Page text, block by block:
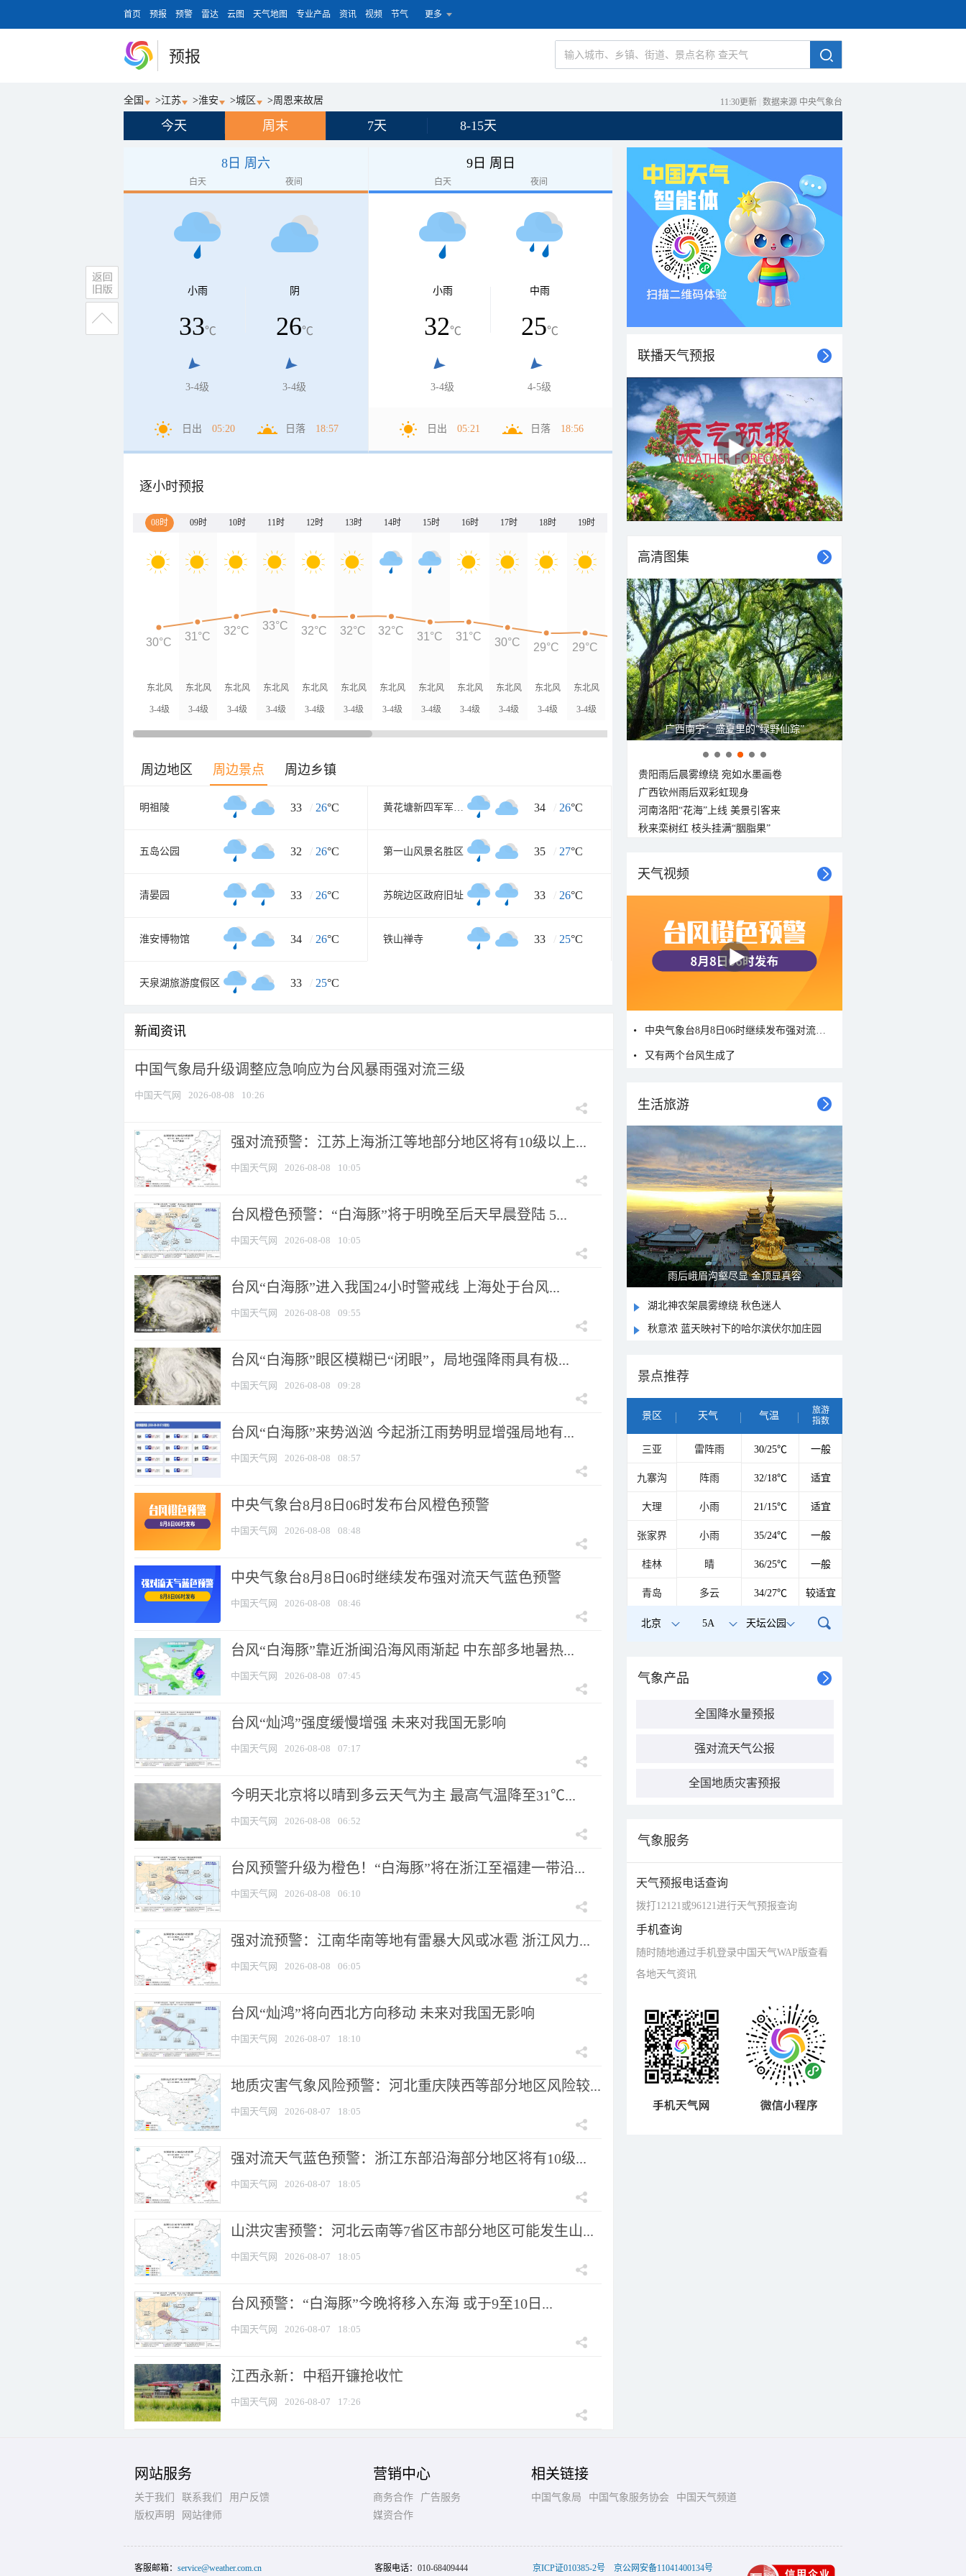
首页 预报 预警 雷达 云图 天气地图 专业产品 资讯 视频 节气 更多
预报
全国 >江苏 >淮安 >城区 >周恩来故居 11:30更新 数据来源 中央气象台
今天 周末 7天 8-15天
8日 周六
白天 夜间
小雨
33℃
3-4级
阴
26℃
3-4级
日出 05:20 日落 18:57
9日 周日
白天 夜间
小雨
32℃
3-4级
中雨
25℃
4-5级
日出 05:21 日落 18:56
逐小时预报
08时 09时 10时 11时 12时 13时 14时 15时 16时 17时 18时 19时 20时 21时 22时 23时 00时 01时
东北风
3-4级
东北风
3-4级
东北风
3-4级
东北风
3-4级
东北风
3-4级
东北风
3-4级
东北风
3-4级
东北风
3-4级
东北风
3-4级
东北风
3-4级
东北风
3-4级
东北风
3-4级
东北风
<3级
东北风
<3级
东北风
<3级
东北风
<3级
东北风
<3级
东北风
<3级
30°C 31°C 32°C 33°C 32°C 32°C 32°C 31°C 31°C 30°C 29°C 29°C 28°C 28°C 28°C 28°C 27°C 27°C
周边地区 周边景点 周边乡镇
明祖陵 33 / 26°C 黄花塘新四军军部纪念馆 34 / 26°C
五岛公园 32 / 26°C 第一山风景名胜区 35 / 27°C
清晏园 33 / 26°C 苏皖边区政府旧址 33 / 26°C
淮安博物馆 34 / 26°C 铁山禅寺 33 / 25°C
天泉湖旅游度假区 33 / 25°C
新闻资讯
中国气象局升级调整应急响应为台风暴雨强对流三级
中国天气网 2026-08-08 10:26
强对流预警：江苏上海浙江等地部分地区将有10级以上...
中国天气网 2026-08-08 10:05
台风橙色预警：“白海豚”将于明晚至后天早晨登陆 5...
中国天气网 2026-08-08 10:05
台风“白海豚”进入我国24小时警戒线 上海处于台风...
中国天气网 2026-08-08 09:55
台风“白海豚”眼区模糊已“闭眼”，局地强降雨具有极...
中国天气网 2026-08-08 09:28
台风“白海豚”来势汹汹 今起浙江雨势明显增强局地有...
中国天气网 2026-08-08 08:57
中央气象台8月8日06时发布台风橙色预警
中国天气网 2026-08-08 08:48
中央气象台8月8日06时继续发布强对流天气蓝色预警
中国天气网 2026-08-08 08:46
台风“白海豚”靠近浙闽沿海风雨渐起 中东部多地暑热...
中国天气网 2026-08-08 07:45
台风“灿鸿”强度缓慢增强 未来对我国无影响
中国天气网 2026-08-08 07:17
今明天北京将以晴到多云天气为主 最高气温降至31℃...
中国天气网 2026-08-08 06:52
台风预警升级为橙色！“白海豚”将在浙江至福建一带沿...
中国天气网 2026-08-08 06:10
强对流预警：江南华南等地有雷暴大风或冰雹 浙江风力...
中国天气网 2026-08-08 06:05
台风“灿鸿”将向西北方向移动 未来对我国无影响
中国天气网 2026-08-07 18:10
地质灾害气象风险预警：河北重庆陕西等部分地区风险较...
中国天气网 2026-08-07 18:05
强对流天气蓝色预警：浙江东部沿海部分地区将有10级...
中国天气网 2026-08-07 18:05
山洪灾害预警：河北云南等7省区市部分地区可能发生山...
中国天气网 2026-08-07 18:05
台风预警：“白海豚”今晚将移入东海 或于9至10日...
中国天气网 2026-08-07 18:05
江西永新：中稻开镰抢收忙
中国天气网 2026-08-07 17:26
联播天气预报
高清图集
呼伦贝尔草原 藏着最治愈的蓝天白云
贵阳雨后晨雾缭绕 宛如水墨画卷
广西钦州雨后双彩虹现身
河南洛阳“花海”上线 美景引客来
秋来栾树红 枝头挂满“胭脂果”
天气视频
中央气象台8月8日06时继续发布强对流天气蓝色预警
又有两个台风生成了
生活旅游
山水扇面：秋红点缀颐和园西堤
湖北神农架晨雾缭绕 秋色迷人
秋意浓 蓝天映衬下的哈尔滨伏尔加庄园
景点推荐
景区 天气 气温
旅游
指数
三亚 雷阵雨 30/25℃ 一般
九寨沟 阵雨 32/18℃ 适宜
大理 小雨 21/15℃ 适宜
张家界 小雨 35/24℃ 一般
桂林 晴 36/25℃ 一般
青岛 多云 34/27℃ 较适宜
北京 5A 天坛公园
气象产品
全国降水量预报
强对流天气公报
全国地质灾害预报
气象服务
天气预报电话查询
拨打12121或96121进行天气预报查询
手机查询
随时随地通过手机登录中国天气WAP版查看
各地天气资讯
网站服务
关于我们 联系我们
用户反馈
版权声明
网站律师
营销中心
商务合作
广告服务
媒资合作
相关链接
中国气象局 中国气象服务协会 中国天气频道
客服邮箱： service@weather.com.cn 客服电话： 010-68409444 京ICP证010385-2号 京公网安备11041400134号